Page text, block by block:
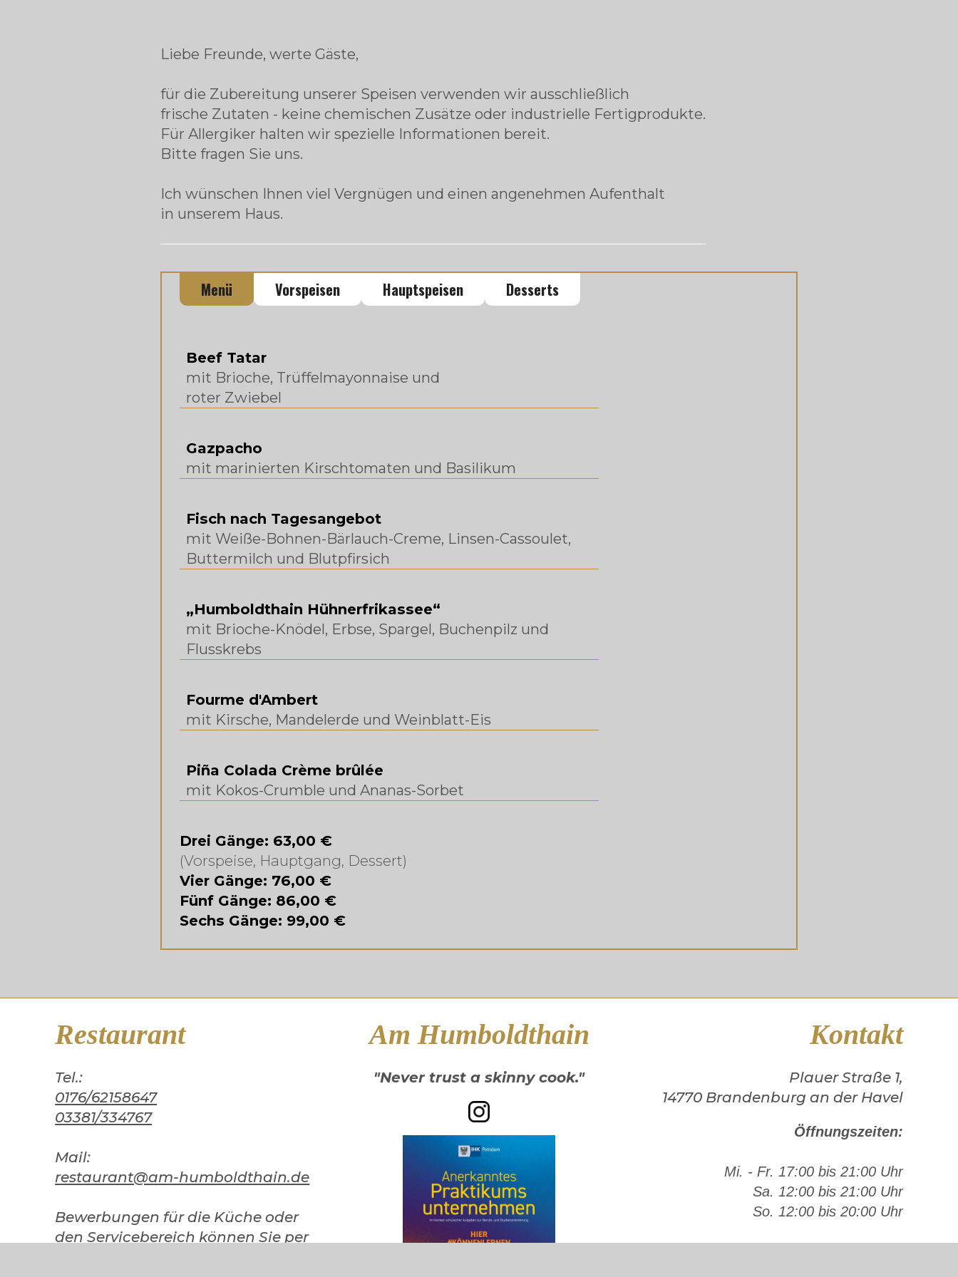
Liebe Freunde, werte Gäste,
für die Zubereitung unserer Speisen verwenden wir ausschließlich
frische Zutaten - keine chemischen Zusätze oder industrielle Fertigprodukte.
Für Allergiker halten wir spezielle Informationen bereit.
Bitte fragen Sie uns.
Ich wünschen Ihnen viel Vergnügen und einen angenehmen Aufenthalt
in unserem Haus.
Menü Vorspeisen Hauptspeisen Desserts
Beef Tatar
mit Brioche, Trüffelmayonnaise und
roter Zwiebel
Gazpacho
mit marinierten Kirschtomaten und Basilikum
Fisch nach Tagesangebot
‍mit Weiße-Bohnen-Bärlauch-Creme, Linsen-Cassoulet,
Buttermilch und Blutpfirsich
„Humboldthain Hühnerfrikassee“
mit Brioche-Knödel, Erbse, Spargel, Buchenpilz und
Flusskrebs
Fourme d'Ambert
mit Kirsche, Mandelerde und Weinblatt-Eis
Piña Colada Crème brûlée
mit Kokos-Crumble und Ananas-Sorbet
Drei Gänge: 63,00 €
(Vorspeise, Hauptgang, Dessert)
Vier Gänge: 76,00 €
Fünf Gänge: 86,00 €
Sechs Gänge: 99,00 €
Restaurant
Tel.:
0176/62158647
03381/334767
Mail:
restaurant@am-humboldthain.de
Bewerbungen für die Küche oder
den Servicebereich können Sie per
Am Humboldthain
"Never trust a skinny cook."
Kontakt
Plauer Straße 1,
14770 Brandenburg an der Havel
Öffnungszeiten:
Mi. - Fr. 17:00 bis 21:00 Uhr
Sa. 12:00 bis 21:00 Uhr
So. 12:00 bis 20:00 Uhr